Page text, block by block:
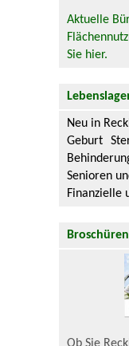
Aktuelle
Sie hier.
Neu in
Geburt
Senioren
Finanzielle